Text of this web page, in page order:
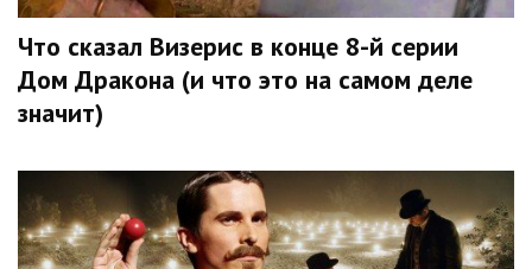
Что сказал Визерис в конце 8-й серии
Дом Дракона (и что это на самом деле
значит)